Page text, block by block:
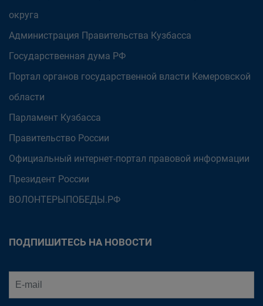
округа
Администрация Правительства Кузбасса
Государственная дума РФ
Портал органов государственной власти Кемеровской
области
Парламент Кузбасса
Правительство России
Официальный интернет-портал правовой информации
Президент России
ВОЛОНТЕРЫПОБЕДЫ.РФ
ПОДПИШИТЕСЬ НА НОВОСТИ